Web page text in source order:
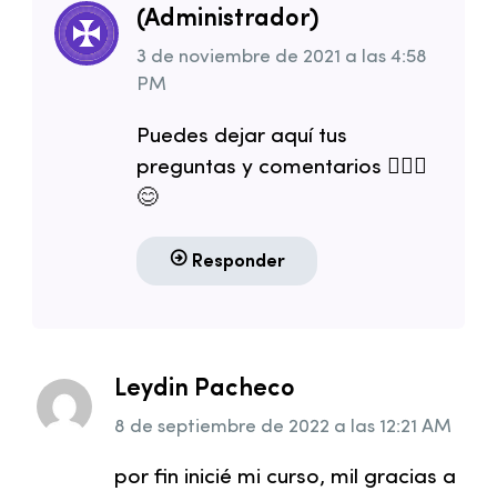
(Administrador)
3 de noviembre de 2021 a las 4:58
PM
Puedes dejar aquí tus
preguntas y comentarios 🧘🏻‍♂️
😊
Responder
Leydin Pacheco
8 de septiembre de 2022 a las 12:21 AM
por fin inicié mi curso, mil gracias a